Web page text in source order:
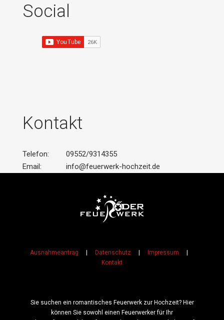
Social
Kontakt
Telefon:
09552/9314355
Email:
info@feuerwerk-hochzeit.de
Ausnahmeantrag Datenschutz Impressum
Kontakt
Sie suchen ein romantisches Feuerwerk zur Hochzeit? Hier
können Sie sowohl einen Feuerwerker für Ihr